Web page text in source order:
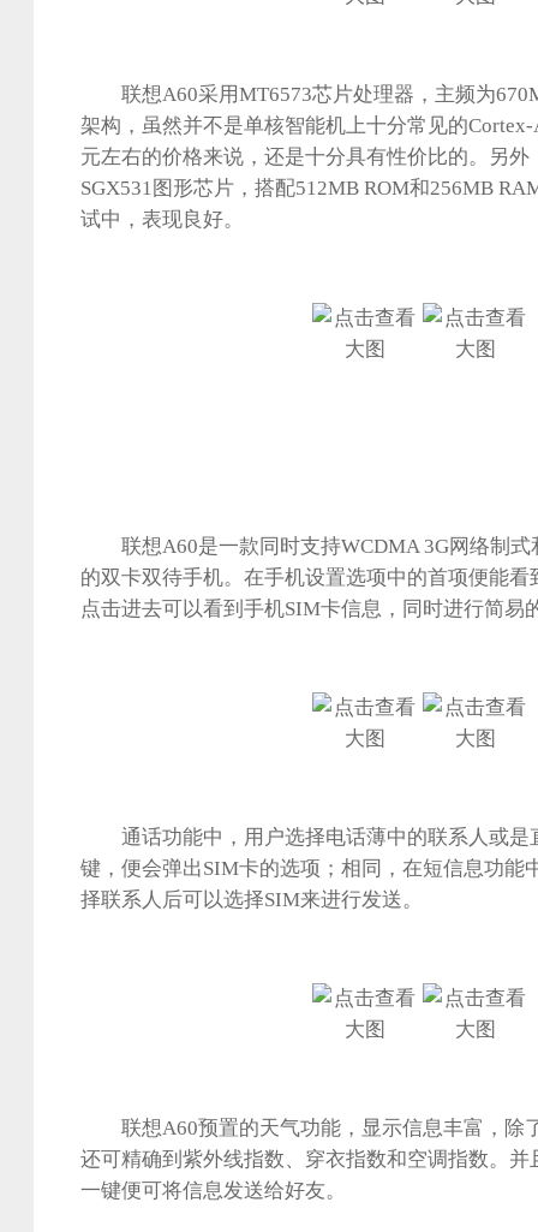
联想A60采用MT6573芯片处理器，主频为
架构，虽然并不是单核智能机上十分常见的
元左右的价格来说，还是十分具有性价比的。另外
SGX531图形芯片，搭配512MB ROM和256MB
试中，表现良好。
联想A60是一款同时支持WCDMA 3G网络制式
的双卡双待手机。在手机设置选项中的首项便能
点击进去可以看到手机SIM卡信息，同时进行简易
通话功能中，用户选择电话薄中的联系人或是
键，便会弹出SIM卡的选项；相同，在短信息功能
择联系人后可以选择SIM来进行发送。
联想A60预置的天气功能，显示信息丰富，除
还可精确到紫外线指数、穿衣指数和空调指数。
一键便可将信息发送给好友。